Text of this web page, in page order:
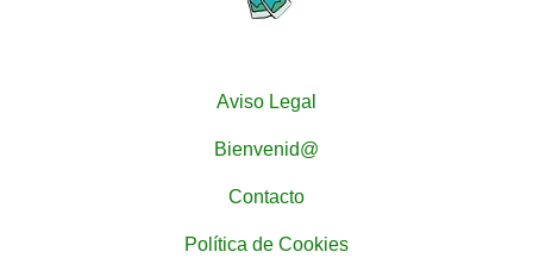
Aviso Legal
Bienvenid@
Contacto
Política de Cookies